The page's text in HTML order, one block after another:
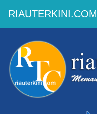
RIAUTERKINI.COM